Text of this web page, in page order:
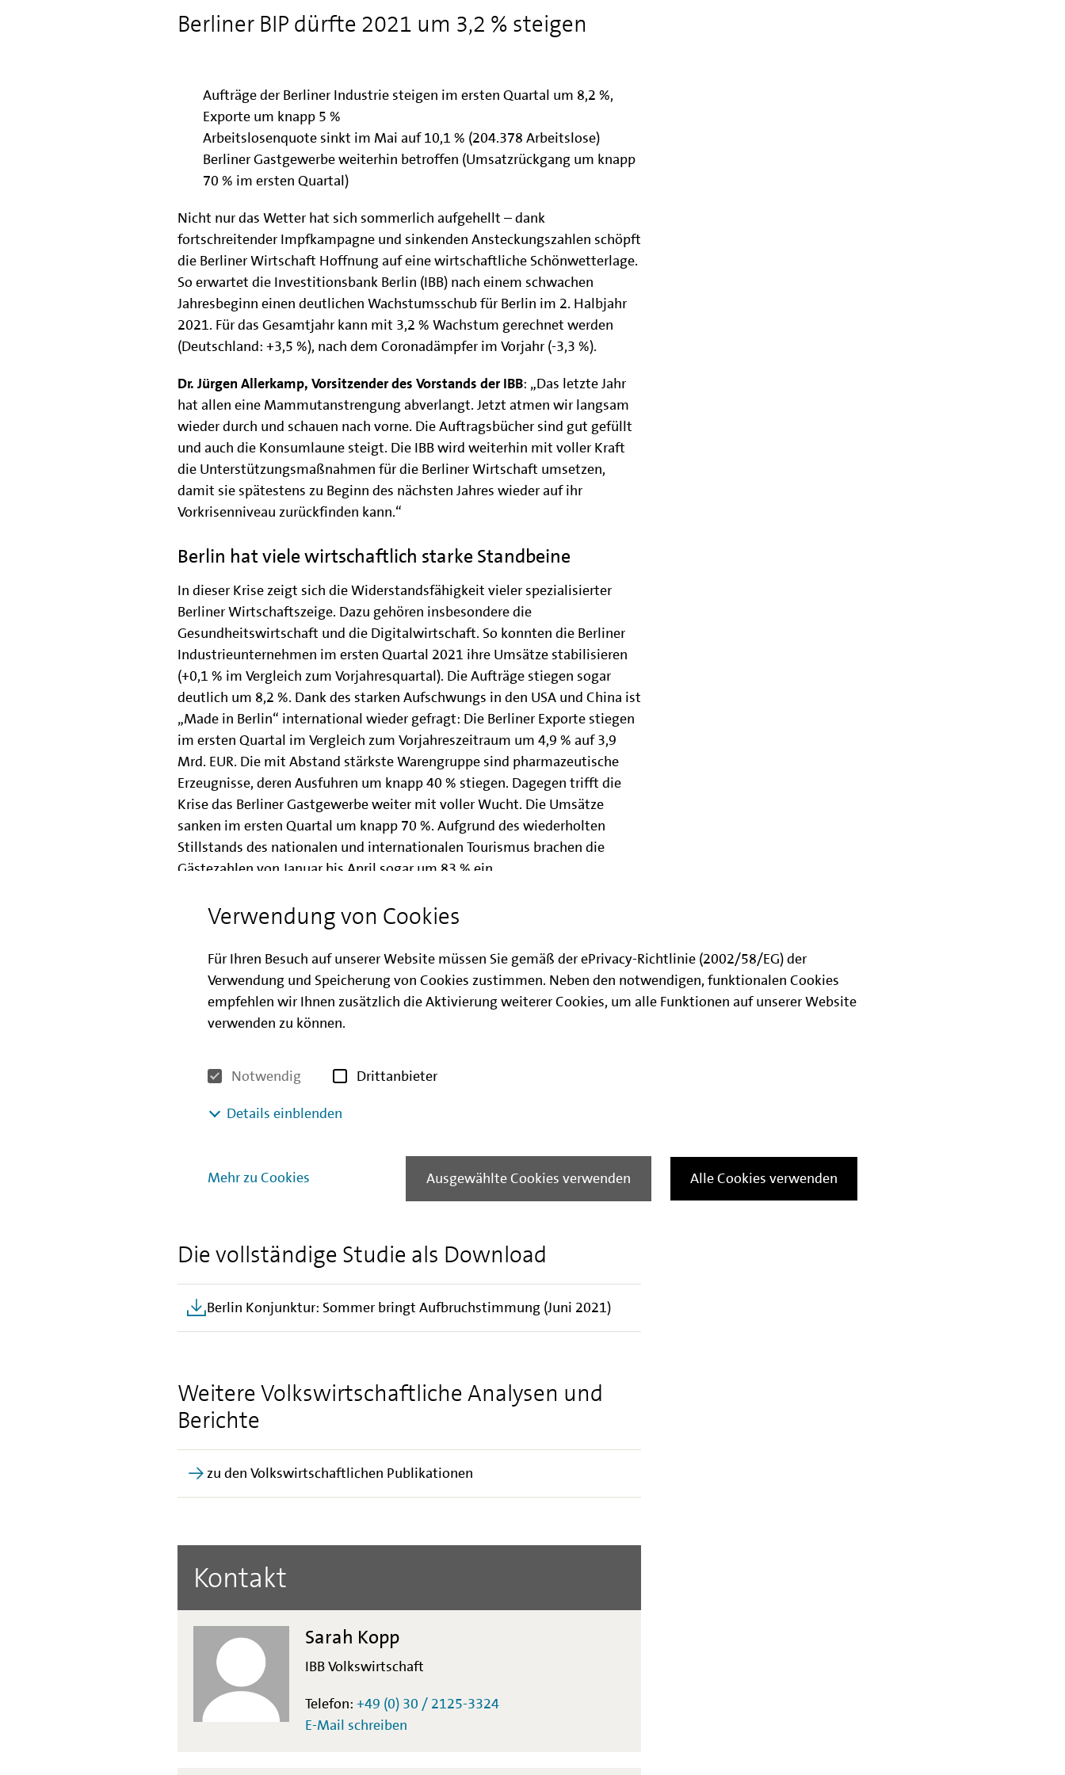
Verwendung von Cookies
Für Ihren Besuch auf unserer Website müssen Sie gemäß der ePrivacy-Richtlinie (2002/58/EG) der
Verwendung und Speicherung von Cookies zustimmen. Neben den notwendigen, funktionalen Cookies
empfehlen wir Ihnen zusätzlich die Aktivierung weiterer Cookies, um alle Funktionen auf unserer Website
verwenden zu können.
Notwendig
Drittanbieter
Details einblenden
Mehr zu Cookies Ausgewählte Cookies verwenden Alle Cookies verwenden
Berliner BIP dürfte 2021 um 3,2 % steigen
Aufträge der Berliner Industrie steigen im ersten Quartal um 8,2 %,
Exporte um knapp 5 %
Arbeitslosenquote sinkt im Mai auf 10,1 % (204.378 Arbeitslose)
Berliner Gastgewerbe weiterhin betroffen (Umsatzrückgang um knapp
70 % im ersten Quartal)
Nicht nur das Wetter hat sich sommerlich aufgehellt – dank
fortschreitender Impfkampagne und sinkenden Ansteckungszahlen schöpft
die Berliner Wirtschaft Hoffnung auf eine wirtschaftliche Schönwetterlage.
So erwartet die Investitionsbank Berlin (IBB) nach einem schwachen
Jahresbeginn einen deutlichen Wachstumsschub für Berlin im 2. Halbjahr
2021. Für das Gesamtjahr kann mit 3,2 % Wachstum gerechnet werden
(Deutschland: +3,5 %), nach dem Coronadämpfer im Vorjahr (-3,3 %).
Dr. Jürgen Allerkamp, Vorsitzender des Vorstands der IBB: „Das letzte Jahr
hat allen eine Mammutanstrengung abverlangt. Jetzt atmen wir langsam
wieder durch und schauen nach vorne. Die Auftragsbücher sind gut gefüllt
und auch die Konsumlaune steigt. Die IBB wird weiterhin mit voller Kraft
die Unterstützungsmaßnahmen für die Berliner Wirtschaft umsetzen,
damit sie spätestens zu Beginn des nächsten Jahres wieder auf ihr
Vorkrisenniveau zurückfinden kann.“
Berlin hat viele wirtschaftlich starke Standbeine
In dieser Krise zeigt sich die Widerstandsfähigkeit vieler spezialisierter
Berliner Wirtschaftszeige. Dazu gehören insbesondere die
Gesundheitswirtschaft und die Digitalwirtschaft. So konnten die Berliner
Industrieunternehmen im ersten Quartal 2021 ihre Umsätze stabilisieren
(+0,1 % im Vergleich zum Vorjahresquartal). Die Aufträge stiegen sogar
deutlich um 8,2 %. Dank des starken Aufschwungs in den USA und China ist
„Made in Berlin“ international wieder gefragt: Die Berliner Exporte stiegen
im ersten Quartal im Vergleich zum Vorjahreszeitraum um 4,9 % auf 3,9
Mrd. EUR. Die mit Abstand stärkste Warengruppe sind pharmazeutische
Erzeugnisse, deren Ausfuhren um knapp 40 % stiegen. Dagegen trifft die
Krise das Berliner Gastgewerbe weiter mit voller Wucht. Die Umsätze
sanken im ersten Quartal um knapp 70 %. Aufgrund des wiederholten
Stillstands des nationalen und internationalen Tourismus brachen die
Gästezahlen von Januar bis April sogar um 83 % ein.
Arbeitsmarkt nimmt langsam Fahrt auf
widerstandsfähig. So liegt der Berliner Arbeitsmarkt im März mit einem
Zuwachs der sozialversicherungspflichtig Beschäftigten von 0,5 % weiter
über Durchschnitt in Deutschland (0,0 %). Die Zahl der
sozialversicherungspflichtig Beschäftigten stieg im Jahresvergleich noch
im dynamischen Bereich Information und Kommunikation (+7.700), in der
(+5.000). Im Gastgewerbe sind dagegen 12.800 Arbeitsplätze wegefallen.
Lockdown-bedingt im Winter wieder angestiegen war. Insgesamt wurden
204.378 Erwerbslose gemeldet.
Die vollständige Studie als Download
Berlin Konjunktur: Sommer bringt Aufbruchstimmung (Juni 2021)
Weitere Volkswirtschaftliche Analysen und
Berichte
zu den Volkswirtschaftlichen Publikationen
Kontakt
Sarah Kopp
IBB Volkswirtschaft
Telefon:+49 (0) 30 / 2125-3324
E-Mail schreiben